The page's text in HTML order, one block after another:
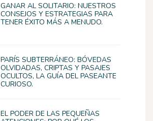
GANAR AL SOLITARIO: NUESTROS
CONSEJOS Y ESTRATEGIAS PARA
TENER ÉXITO MÁS A MENUDO.
PARÍS SUBTERRÁNEO: BÓVEDAS
OLVIDADAS, CRIPTAS Y PASAJES
OCULTOS, LA GUÍA DEL PASEANTE
CURIOSO.
EL PODER DE LAS PEQUEÑAS